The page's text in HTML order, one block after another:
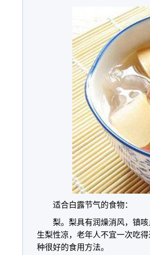
适合白露节气的食物：
梨。梨具有润燥消风，镇
生梨性凉，老年人不宜一次吃
种很好的食用方法。